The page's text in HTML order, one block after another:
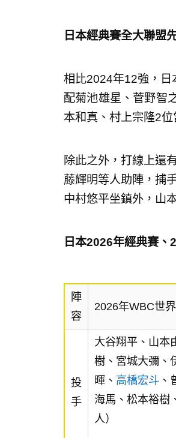
日本經典賽全大聯盟
相比2024年12強，日
配菊池雄星、菅野智
本和真、村上宗隆2
除此之外，打線上還
藤輝明等人助陣，捕
中村悠平坐鎮外，山
日本2026年經典賽
陣
容
2026年WBC世
投
手
大谷翔平、山本
樹、宮城大彌、
暉、 高橋宏斗、
海馬、松本裕樹
人）